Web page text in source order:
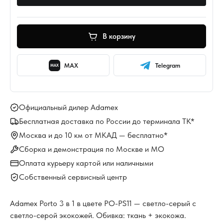
В корзину
MAX MAX Telegram
Официальный дилер Adamex
Бесплатная доставка по России до терминала ТК*
Москва и до 10 км от МКАД — бесплатно*
Сборка и демонстрация по Москве и МО
Оплата курьеру картой или наличными
Собственный сервисный центр
Adamex Porto 3 в 1 в цвете PO-PS11 — светло-серый с
светло-серой экокожей. Обивка: ткань + экокожа.